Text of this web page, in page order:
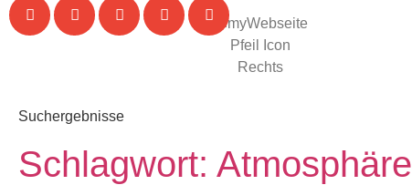
Suchergebnisse
Schlagwort: Atmosphäre